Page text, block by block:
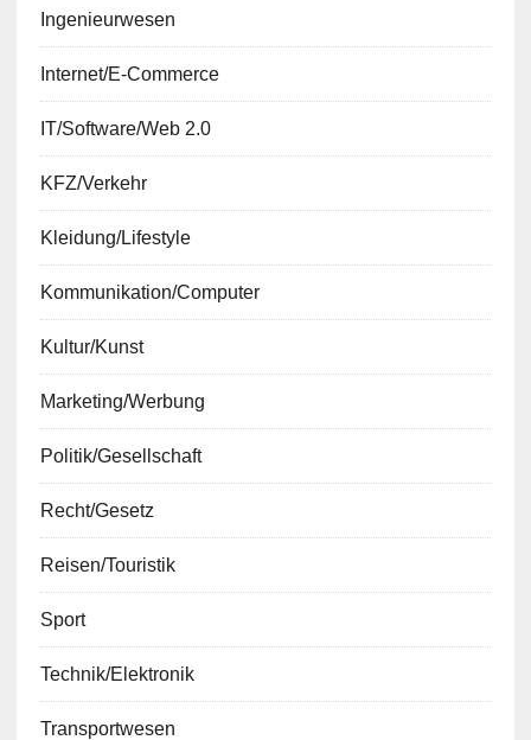
Ingenieurwesen
Internet/E-Commerce
IT/Software/Web 2.0
KFZ/Verkehr
Kleidung/Lifestyle
Kommunikation/Computer
Kultur/Kunst
Marketing/Werbung
Politik/Gesellschaft
Recht/Gesetz
Reisen/Touristik
Sport
Technik/Elektronik
Transportwesen